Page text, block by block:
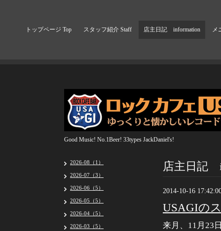
トップページ Top スタッフ紹介 Staff 店主日記 information メ
Good Music! No.1Beer! 33types JackDaniel's!
店主日記
2014-10-16
USAGIの
来月、11月23
2026-08（1）
2026-07（3）
2026-06（5）
2026-05（5）
2026-04（5）
2026-03（5）